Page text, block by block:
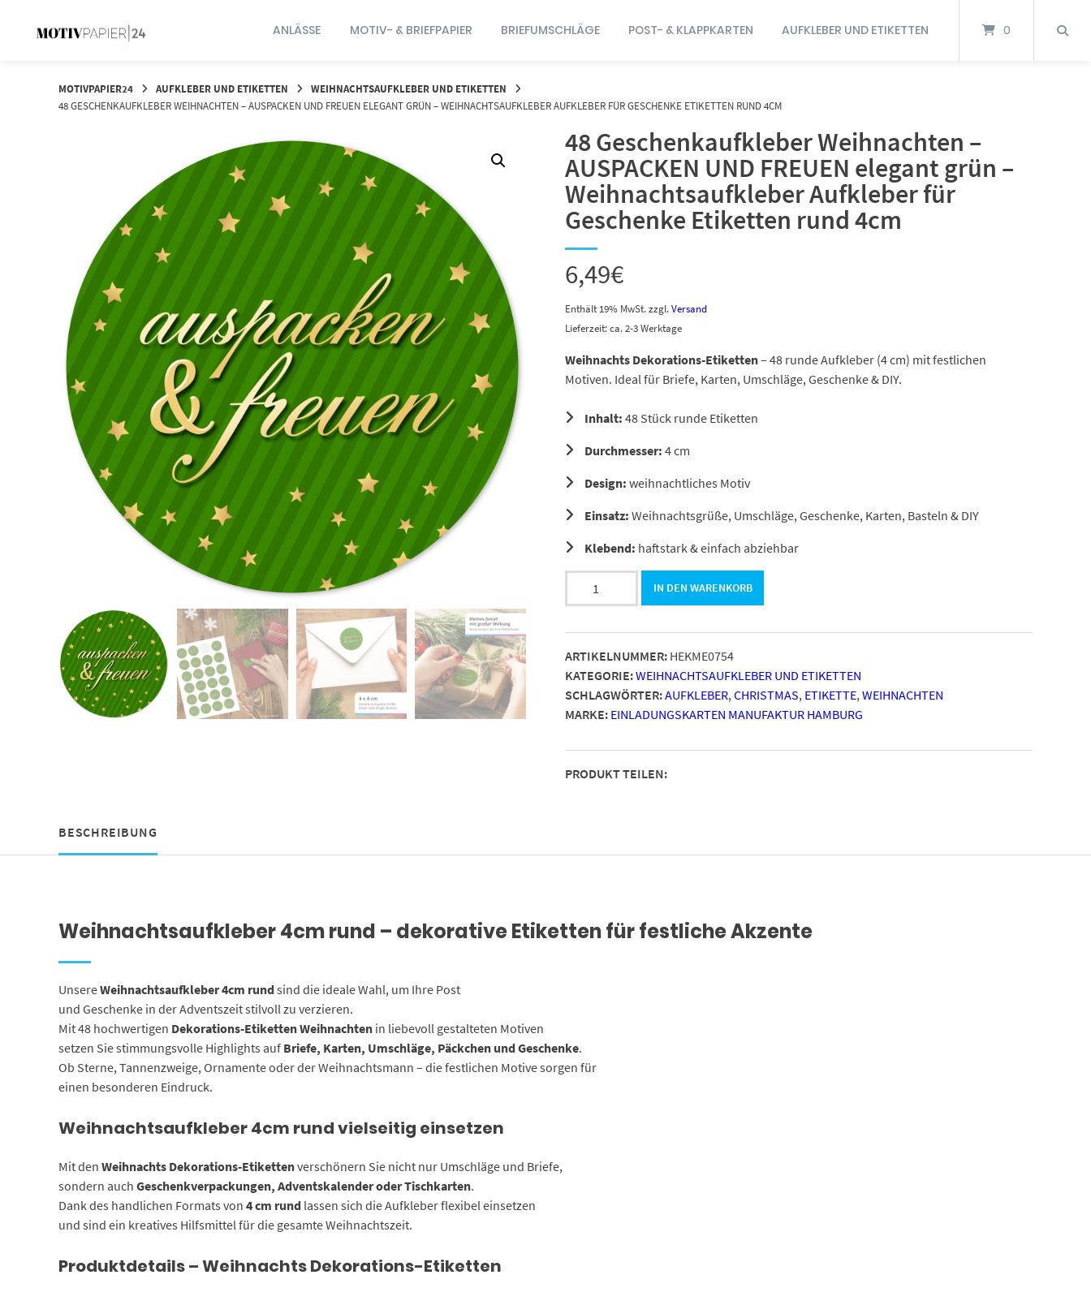
ANLÄSSE MOTIV- & BRIEFPAPIER BRIEFUMSCHLÄGE POST- & KLAPPKARTEN AUFKLEBER UND ETIKETTEN 0
MOTIVPAPIER24 AUFKLEBER UND ETIKETTEN
WEIHNACHTSAUFKLEBER UND ETIKETTEN
48 GESCHENKAUFKLEBER WEIHNACHTEN – AUSPACKEN UND FREUEN ELEGANT GRÜN – WEIHNACHTSAUFKLEBER AUFKLEBER FÜR GESCHENKE ETIKETTEN RUND 4CM
48 Geschenkaufkleber Weihnachten –
AUSPACKEN UND FREUEN elegant grün –
Weihnachtsaufkleber Aufkleber für
Geschenke Etiketten rund 4cm
6,49€
Enthält 19% MwSt.zzgl.Versand
Lieferzeit: ca. 2-3 Werktage
Weihnachts Dekorations-Etiketten– 48 runde Aufkleber (4 cm) mit festlichen
Motiven. Ideal für Briefe, Karten, Umschläge, Geschenke & DIY.
Inhalt: 48 Stück runde Etiketten
Durchmesser: 4 cm
Design: weihnachtliches Motiv
Einsatz: Weihnachtsgrüße, Umschläge, Geschenke, Karten, Basteln & DIY
Klebend: haftstark & einfach abziehbar
Geschenkaufkleber
-
AUSPACKEN
UND
FREUEN
elegant
-
Weihnachtsaufkleber
Etiketten
IN DEN WARENKORB
ARTIKELNUMMER: HEKME0754
KATEGORIE:WEIHNACHTSAUFKLEBER UND ETIKETTEN
SCHLAGWÖRTER:AUFKLEBER, CHRISTMAS, ETIKETTE, WEIHNACHTEN
MARKE: EINLADUNGSKARTEN MANUFAKTUR HAMBURG
PRODUKT TEILEN:
BESCHREIBUNG
Weihnachtsaufkleber 4cm rund – dekorative Etiketten für festliche Akzente
UnsereWeihnachtsaufkleber 4cm rundsind die ideale Wahl, um Ihre Post
und Geschenke in der Adventszeit stilvoll zu verzieren.
Mit 48 hochwertigen Dekorations-Etiketten Weihnachtenin liebevoll gestalteten Motiven
setzen Sie stimmungsvolle Highlights auf Briefe, Karten, Umschläge, Päckchen und Geschenke.
Ob Sterne, Tannenzweige, Ornamente oder der Weihnachtsmann – die festlichen Motive sorgen für
einen besonderen Eindruck.
Weihnachtsaufkleber 4cm rund vielseitig einsetzen
Mit den Weihnachts Dekorations-Etikettenverschönern Sie nicht nur Umschläge und Briefe,
sondern auch Geschenkverpackungen, Adventskalender oder Tischkarten.
Dank des handlichen Formats von 4 cm rundlassen sich die Aufkleber flexibel einsetzen
und sind ein kreatives Hilfsmittel für die gesamte Weihnachtszeit.
Produktdetails – Weihnachts Dekorations-Etiketten